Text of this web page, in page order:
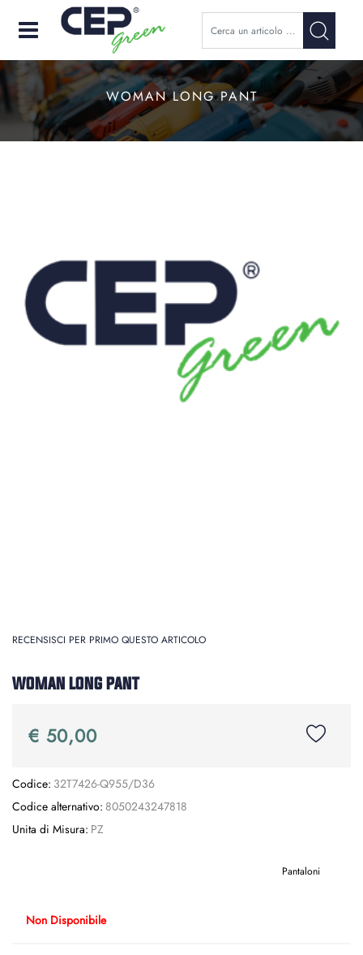
Open
WOMAN LONG PANT
RECENSISCI PER PRIMO QUESTO ARTICOLO
WOMAN LONG PANT
€ 50,00
Codice: 32T7426-Q955/D36
Codice alternativo: 8050243247818
Unita di Misura: PZ
Pantaloni
Non Disponibile